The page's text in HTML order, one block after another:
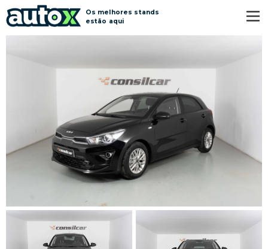
Os melhores stands
estão aqui